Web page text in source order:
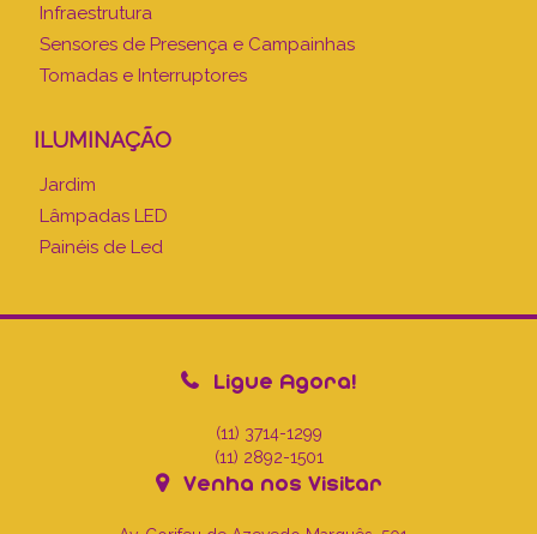
Infraestrutura
Sensores de Presença e Campainhas
Tomadas e Interruptores
ILUMINAÇÃO
Jardim
Lâmpadas LED
Painéis de Led
Ligue Agora!
(11) 3714-1299
(11) 2892-1501
Venha nos Visitar